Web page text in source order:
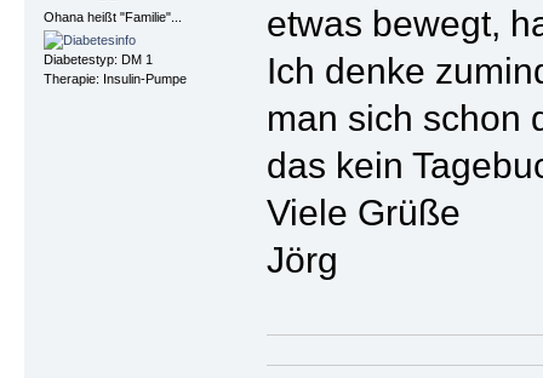
Ohana heißt "Familie"...
Diabetestyp: DM 1
Therapie: Insulin-Pumpe
etwas bewegt,
Ich denke
man sich schon
das kein
Viele Grüße
Jörg